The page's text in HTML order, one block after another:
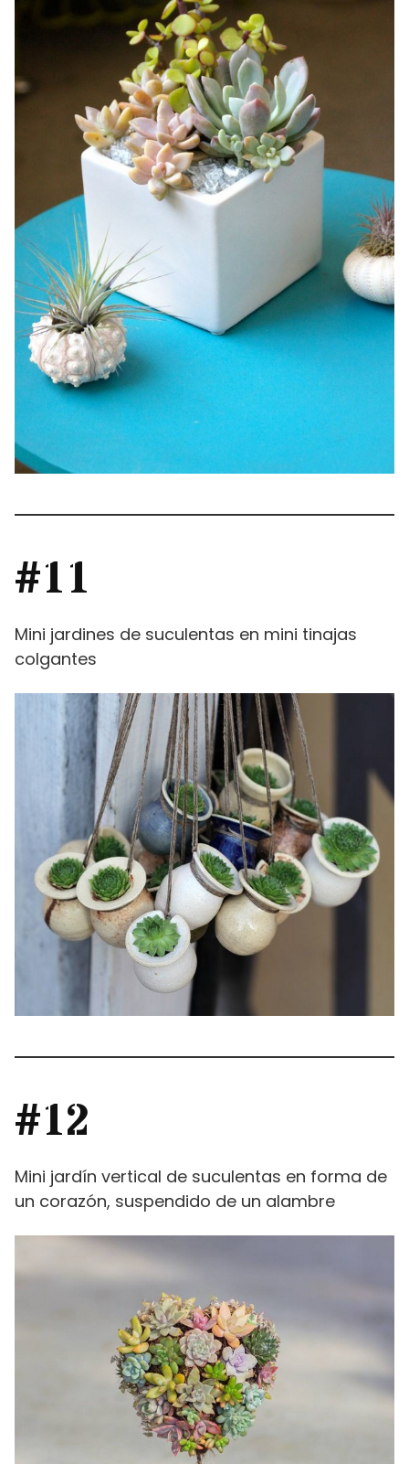
#11
Mini jardines de suculentas en mini tinajas
colgantes
#12
Mini jardín vertical de suculentas en forma de
un corazón, suspendido de un alambre